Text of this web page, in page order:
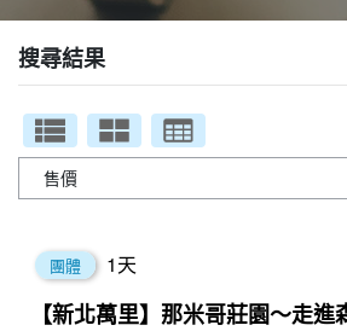
搜尋結果
團體 1天
【新北萬里】那米哥莊園〜走